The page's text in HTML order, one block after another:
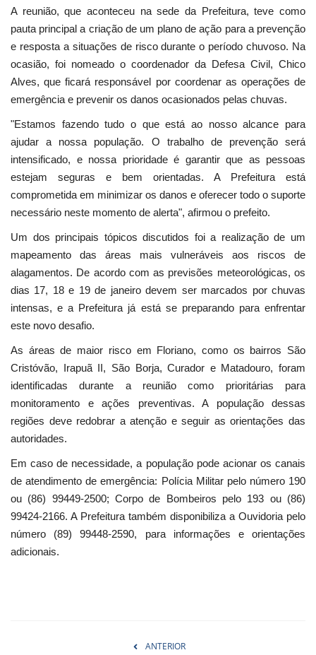
A reunião, que aconteceu na sede da Prefeitura, teve como
pauta principal a criação de um plano de ação para a prevenção
e resposta a situações de risco durante o período chuvoso. Na
ocasião, foi nomeado o coordenador da Defesa Civil, Chico
Alves, que ficará responsável por coordenar as operações de
emergência e prevenir os danos ocasionados pelas chuvas.
"Estamos fazendo tudo o que está ao nosso alcance para
ajudar a nossa população. O trabalho de prevenção será
intensificado, e nossa prioridade é garantir que as pessoas
estejam seguras e bem orientadas. A Prefeitura está
comprometida em minimizar os danos e oferecer todo o suporte
necessário neste momento de alerta", afirmou o prefeito.
Um dos principais tópicos discutidos foi a realização de um
mapeamento das áreas mais vulneráveis aos riscos de
alagamentos. De acordo com as previsões meteorológicas, os
dias 17, 18 e 19 de janeiro devem ser marcados por chuvas
intensas, e a Prefeitura já está se preparando para enfrentar
este novo desafio.
As áreas de maior risco em Floriano, como os bairros São
Cristóvão, Irapuã II, São Borja, Curador e Matadouro, foram
identificadas durante a reunião como prioritárias para
monitoramento e ações preventivas. A população dessas
regiões deve redobrar a atenção e seguir as orientações das
autoridades.
Em caso de necessidade, a população pode acionar os canais
de atendimento de emergência: Polícia Militar pelo número 190
ou (86) 99449-2500; Corpo de Bombeiros pelo 193 ou (86)
99424-2166. A Prefeitura também disponibiliza a Ouvidoria pelo
número (89) 99448-2590, para informações e orientações
adicionais.
ANTERIOR